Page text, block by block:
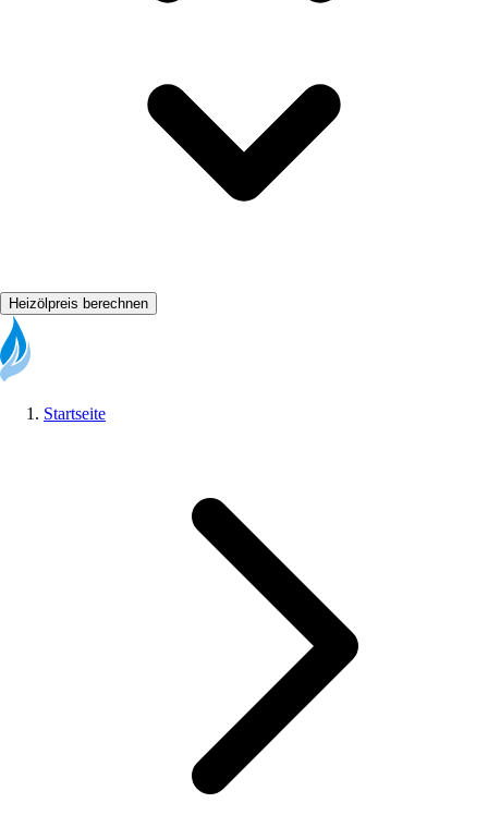
Heizölpreis berechnen
Startseite